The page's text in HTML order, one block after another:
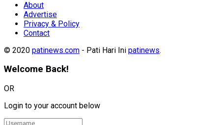
About
Advertise
Privacy & Policy
Contact
© 2020 patinews.com - Pati Hari Ini patinews.
Welcome Back!
OR
Login to your account below